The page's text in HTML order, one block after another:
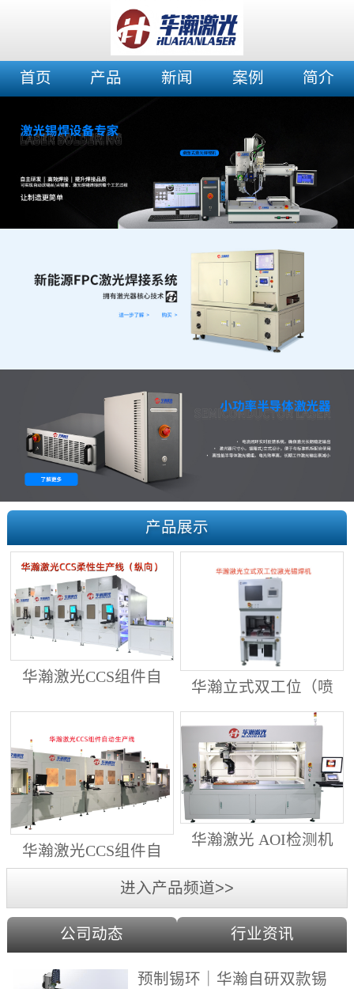
首页 产品 新闻 案例 简介
产品展示
华瀚激光CCS组件自
动生产线（纵向线）
华瀚立式双工位（喷
射锡膏）激光焊锡机
华瀚激光CCS组件自
动生产线（横向线）
华瀚激光 AOI检测机
（型号HA18DM6)
进入产品频道>>
公司动态 行业资讯
预制锡环｜华瀚自研双款锡